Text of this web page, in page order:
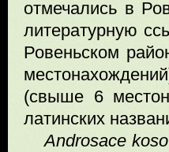
отмечались в
литературную
Ровеньском
(свыше 6
латинских
Androsace koso